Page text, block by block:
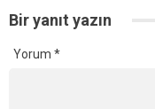
Bir yanıt yazın
Yorum *